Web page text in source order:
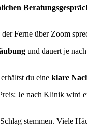
Ferne über Zoom
und dauert je
du eine klare
Je nach Klinik wird
stemmen. Viele